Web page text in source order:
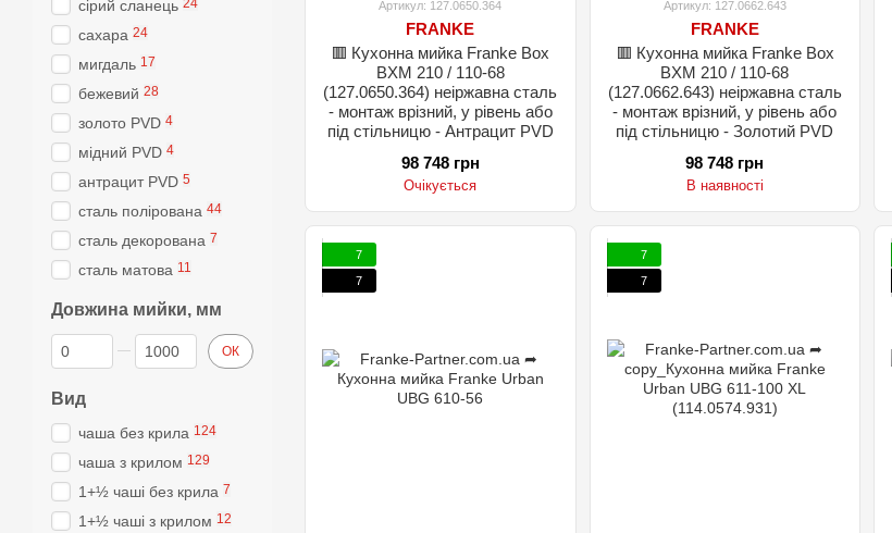
Артикул: 127.0650.364
FRANKE
🟥 Кухонна мийка Franke Box
BXM 210 / 110-68
(127.0650.364) неіржавна сталь
- монтаж врізний, у рівень або
під стільницю - Антрацит PVD
98 748 грн
Очікується
Артикул: 127.0662.643
FRANKE
🟥 Кухонна мийка Franke Box
BXM 210 / 110-68
(127.0662.643) неіржавна сталь
- монтаж врізний, у рівень або
під стільницю - Золотий PVD
98 748 грн
В наявності
7
7
7
7
сірий сланець 24
сахара 24
мигдаль 17
бежевий 28
золото PVD 4
мідний PVD 4
антрацит PVD 5
сталь полірована 44
сталь декорована 7
сталь матова 11
Довжина мийки, мм
Від Довжина мийки, мм
До Довжина мийки, мм ОК
Вид
чаша без крила 124
чаша з крилом 129
1+½ чаші без крила 7
1+½ чаші з крилом 12